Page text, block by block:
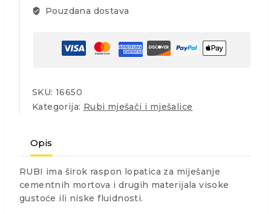
Pouzdana dostava
SKU: 16650
Kategorija: Rubi mješači i mješalice
Opis
RUBI ima širok raspon lopatica za miješanje
cementnih mortova i drugih materijala visoke
gustoće ili niske fluidnosti.